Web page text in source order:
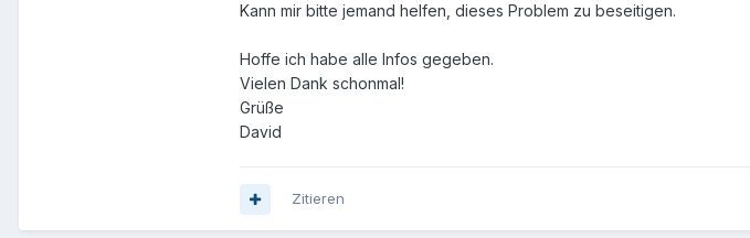
Kann mir bitte jemand helfen, dieses Problem zu beseitigen.
Hoffe ich habe alle Infos gegeben.
Vielen Dank schonmal!
Grüße
David
Zitieren